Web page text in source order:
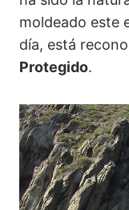
moldeado este
día, está
Protegido.